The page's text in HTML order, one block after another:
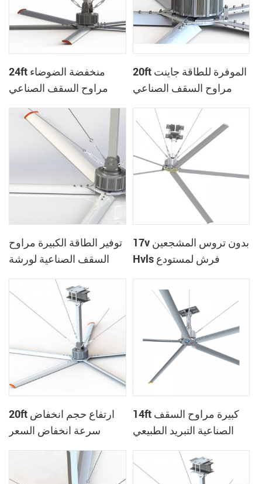
24ft منخفضة الضوضاء
مراوح السقف الصناعي
20ft الموفرة للطاقة جاينت
مراوح السقف الصناعي
توفير الطاقة الكبيرة مراوح
السقف الصناعية لورشة
17v بدون تروس المشجعين
Hvls فرش لمستودع
20ft ارتفاع حجم انخفاض
سرعة انخفاض السعر
14ft كبيرة مراوح السقف
الصناعية التبريد الطبيعي